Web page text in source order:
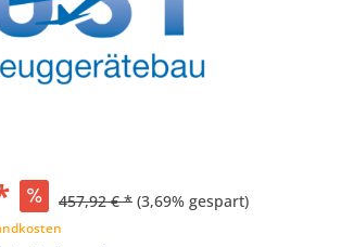
457,92 € * (3,69% gespart)